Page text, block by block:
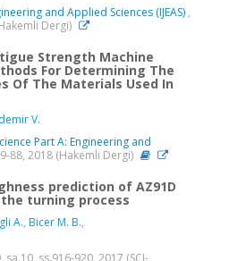
and Applied Sciences (IJEAS) ,
Dergi)
Strength Machine
For Determining The
Of The Materials Used In
V.
Part A: Engineering and
88, 2018 (Hakemli Dergi)
prediction of AZ91D
turning process
A., Bicer M. B.,
sa.10, ss.916-920, 2017 (SCI-